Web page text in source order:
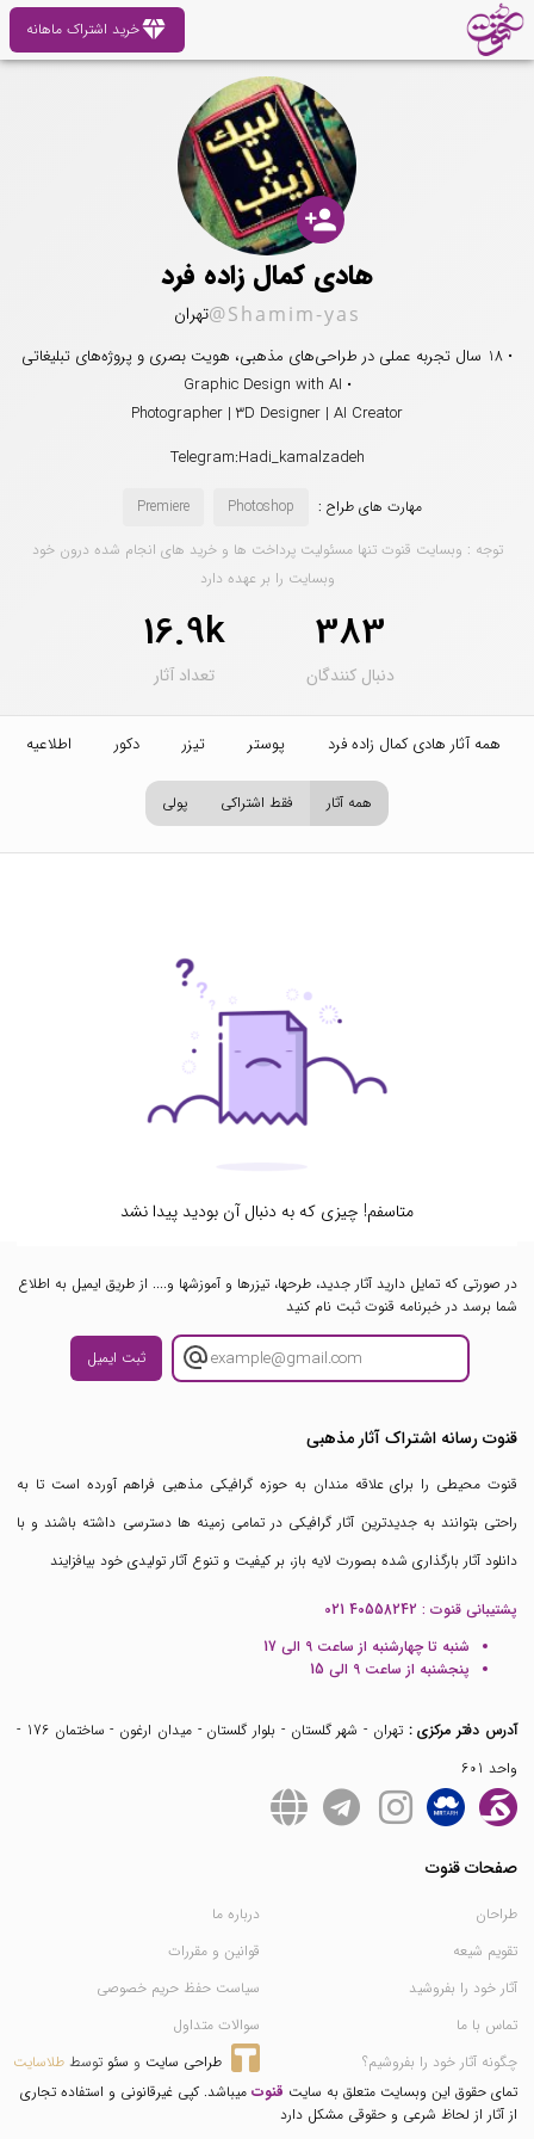
diamondخرید اشتراک ماهانه
person_add
هادی کمال زاده فرد
@Shamim-yasتهران
• 18 سال تجربه عملی در طراحی‌های مذهبی، هویت بصری و پروژه‌های تبلیغاتی
• Graphic Design with AI
Photographer | 3D Designer | AI Creator
Telegram:Hadi_kamalzadeh
مهارت های طراح : Photoshop
Premiere
توجه : وبسایت قنوت تنها مسئولیت پرداخت ها و خرید های انجام شده درون خود
وبسایت را بر عهده دارد
383
دنبال کنندگان
16.9k
تعداد آثار
همه آثار هادی کمال زاده فرد پوستر تیزر دکور اطلاعیه
همه آثار فقط اشتراکی پولی
متاسفم! چیزی که به دنبال آن بودید پیدا نشد
در صورتی که تمایل دارید آثار جدید، طرحها، تیزرها و آموزشها و.... از طریق ایمیل به اطلاع
شما برسد در خبرنامه قنوت ثبت نام کنید
ثبت ایمیل
قنوت رسانه اشتراک آثار مذهبی
قنوت محیطی را برای علاقه مندان به حوزه گرافیکی مذهبی فراهم آورده است تا به
راحتی بتوانند به جدیدترین آثار گرافیکی در تمامی زمینه ها دسترسی داشته باشند و با
دانلود آثار بارگذاری شده بصورت لایه باز، بر کیفیت و تنوع آثار تولیدی خود بیافزایند
پشتیبانی قنوت : 021 40558242
شنبه تا چهارشنبه از ساعت 9 الی 17
پنجشنبه از ساعت 9 الی 15
آدرس دفتر مرکزی :
تهران - شهر گلستان - بلوار گلستان - میدان ارغون - ساختمان 176 -
واحد 601
صفحات قنوت
طراحان
تقویم شیعه
آثار خود را بفروشید
تماس با ما
چگونه آثار خود را بفروشیم؟
درباره ما
قوانین و مقررات
سیاست حفظ حریم خصوصی
سوالات متداول
طراحی سایت و سئو توسط طلاسایت
تمای حقوق این وبسایت متعلق به سایت قنوت میباشد. کپی غیرقانونی و استفاده تجاری
از آثار از لحاظ شرعی و حقوقی مشکل دارد